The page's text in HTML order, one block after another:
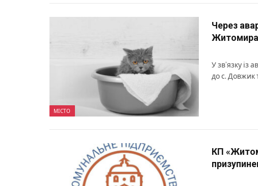
МІСТО
Через
Житомира
У зв’язку із
до с. Довжик
КП